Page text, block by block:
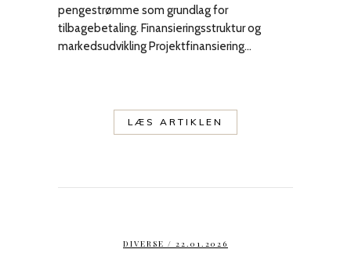
pengestrømme som grundlag for
tilbagebetaling. Finansieringsstruktur og
markedsudvikling Projektfinansiering...
LÆS ARTIKLEN
DIVERSE / 22.01.2026